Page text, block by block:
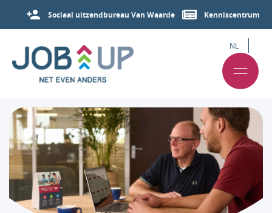
Sociaal uitzendbureau Van Waarde Kenniscentrum
NL